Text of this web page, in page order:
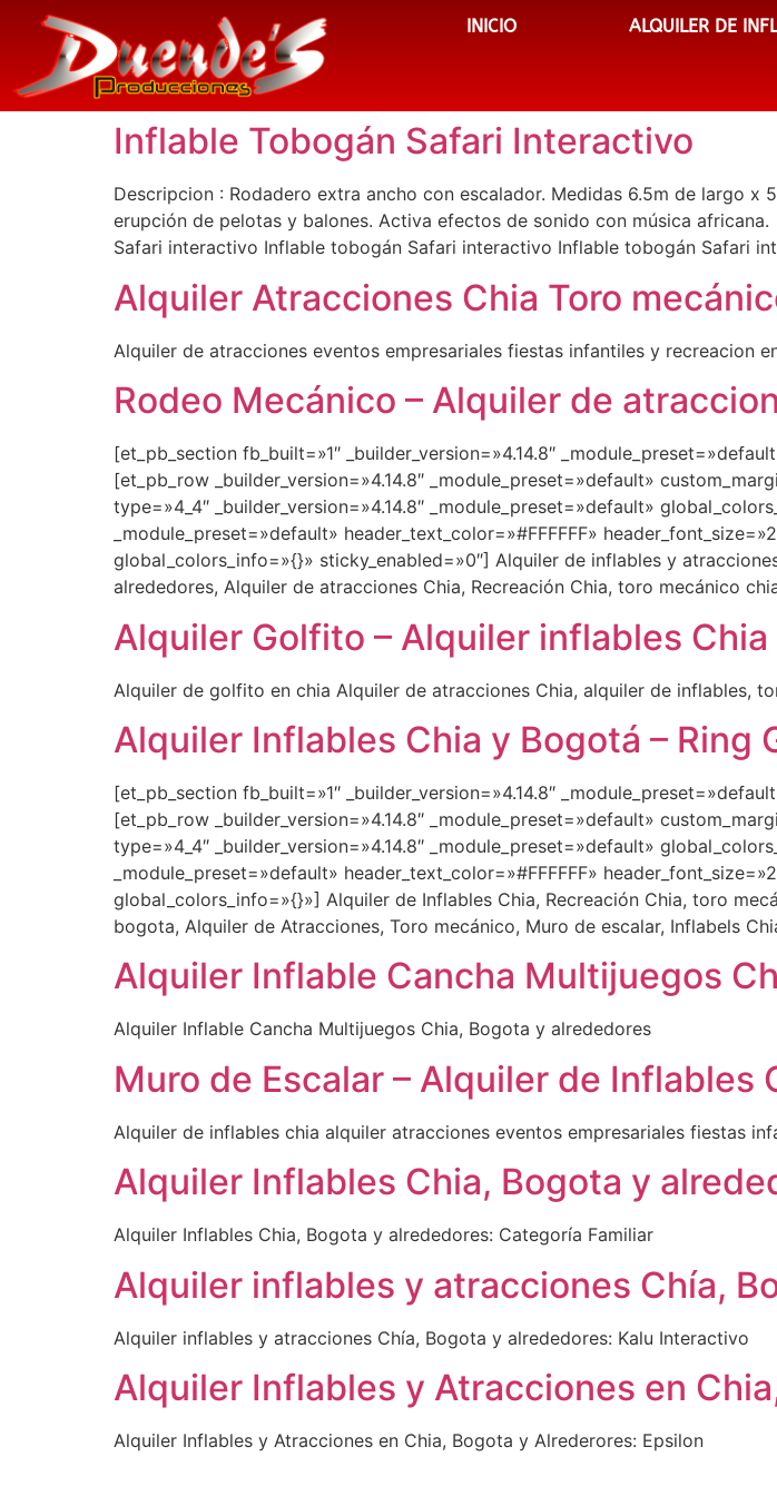
INICIO ALQUILER DE
Inflable Tobogán Safari Interactivo
Descripcion : Rodadero extra ancho con escalador. Medidas 6.5m de largo
erupción de pelotas y balones. Activa efectos de sonido con música
Safari interactivo Inflable tobogán Safari interactivo Inflable tobogán Safari
Alquiler Atracciones Chia Toro mecánico
Alquiler de atracciones eventos empresariales fiestas infantiles y recreacion
Rodeo Mecánico – Alquiler de
[et_pb_section fb_built=»1″ _builder_version=»4.14.8″
[et_pb_row _builder_version=»4.14.8″ _module_preset=»default»
type=»4_4″ _builder_version=»4.14.8″ _module_preset=»default»
_module_preset=»default» header_text_color=»#FFFFFF»
global_colors_info=»{}» sticky_enabled=»0″] Alquiler de inflables y
alrededores, Alquiler de atracciones Chia, Recreación Chia, toro mecánico
Alquiler Golfito – Alquiler inflables
Alquiler de golfito en chia Alquiler de atracciones Chia, alquiler de inflables,
Alquiler Inflables Chia y Bogotá – Ring
[et_pb_section fb_built=»1″ _builder_version=»4.14.8″
[et_pb_row _builder_version=»4.14.8″ _module_preset=»default»
type=»4_4″ _builder_version=»4.14.8″ _module_preset=»default»
_module_preset=»default» header_text_color=»#FFFFFF»
global_colors_info=»{}»] Alquiler de Inflables Chia, Recreación Chia, toro
bogota, Alquiler de Atracciones, Toro mecánico, Muro de escalar, Inflabels
Alquiler Inflable Cancha Multijuegos
Alquiler Inflable Cancha Multijuegos Chia, Bogota y alrededores
Muro de Escalar – Alquiler de Inflables
Alquiler de inflables chia alquiler atracciones eventos empresariales fiestas
Alquiler Inflables Chia, Bogota y
Alquiler Inflables Chia, Bogota y alrededores: Categoría Familiar
Alquiler inflables y atracciones Chía,
Alquiler inflables y atracciones Chía, Bogota y alrededores: Kalu Interactivo
Alquiler Inflables y Atracciones en
Alquiler Inflables y Atracciones en Chia, Bogota y Alrederores: Epsilon